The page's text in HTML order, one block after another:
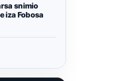
snimio
iza Fobosa